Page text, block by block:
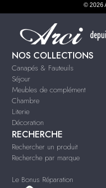
© 2026
NOS COLLECTIONS
Canapés & Fauteuils
Séjour
Meubles de complément
Chambre
Literie
Décoration
RECHERCHE
Rechercher un produit
Recherche par marque
Le Bonus Réparation